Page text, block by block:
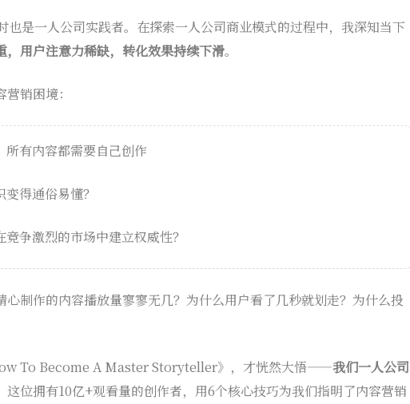
是一人公司实践者。在探索一人公司商业模式的过程中，我深知当下
，用户注意力稀缺，转化效果持续下滑。
销困境：
所有内容都需要自己创作
得通俗易懂？
争激烈的市场中建立权威性？
制作的内容播放量寥寥无几？为什么用户看了几秒就划走？为什么投
To Become A Master Storyteller》，才恍然大悟——我们一人公司
这位拥有10亿+观看量的创作者，用6个核心技巧为我们指明了内容营销